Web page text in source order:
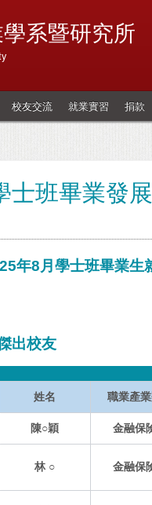
系暨研究所
校友交流 就業實習 捐款
士班畢業發展
年8月學士班畢業生
註：
出校友
姓名 職業產
陳○穎 金融保
林 ○ 金融保